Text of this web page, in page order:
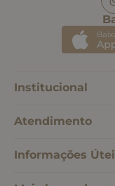
Institucional
Atendimento
Informações